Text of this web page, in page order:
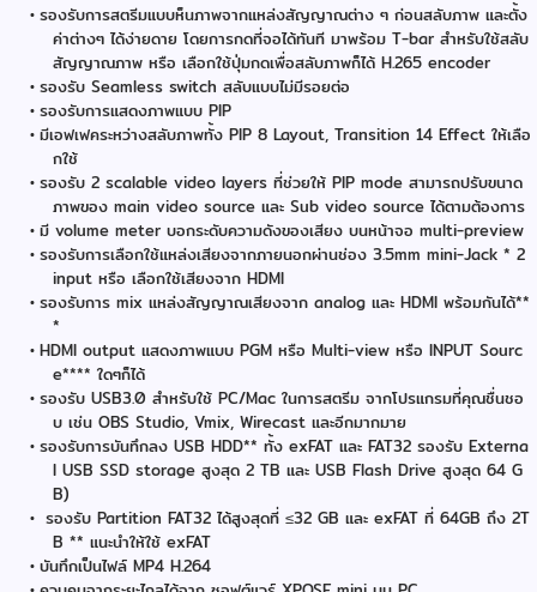
รองรับการสตรีมแบบห็นภาพจากแหล่งสัญญาณต่าง ๆ ก่อนสลับภาพ และตั้ง
ค่าต่างๆ ได้ง่ายดาย โดยการกดที่จอได้ทันที มาพร้อม T-bar สำหรับใช้สลับ
สัญญาณภาพ หรือ เลือกใช้ปุ่มกดเพื่อสลับภาพก็ได้ H.265 encoder
รองรับ Seamless switch สลับแบบไม่มีรอยต่อ
รองรับการแสดงภาพแบบ PIP
มีเอฟเฟคระหว่างสลับภาพทั้ง PIP 8 Layout, Transition 14 Effect ให้เลือ
กใช้
รองรับ 2 scalable video layers ที่ช่วยให้ PIP mode สามารถปรับขนาด
ภาพของ main video source และ Sub video source ได้ตามต้องการ
มี volume meter บอกระดับความดังของเสียง บนหน้าจอ multi-preview
รองรับการเลือกใช้แหล่งเสียงจากภายนอกผ่านช่อง 3.5mm mini-Jack * 2
input หรือ เลือกใช้เสียงจาก HDMI
รองรับการ mix แหล่งสัญญาณเสียงจาก analog และ HDMI พร้อมกันได้**
*
HDMI output แสดงภาพแบบ PGM หรือ Multi-view หรือ INPUT Sourc
e**** ใดๆก็ได้
รองรับ USB3.0 สำหรับใช้ PC/Mac ในการสตรีม จากโปรแกรมที่คุณชื่นชอ
บ เช่น OBS Studio, Vmix, Wirecast และอีกมากมาย
รองรับการบันทึกลง USB HDD** ทั้ง exFAT และ FAT32 รองรับ Externa
l USB SSD storage สูงสุด 2 TB และ USB Flash Drive สูงสุด 64 G
B)
รองรับ Partition FAT32 ได้สูงสุดที่ ≤32 GB และ exFAT ที่ 64GB ถึง 2T
B ** แนะนำให้ใช้ exFAT
บันทึกเป็นไฟล์ MP4 H.264